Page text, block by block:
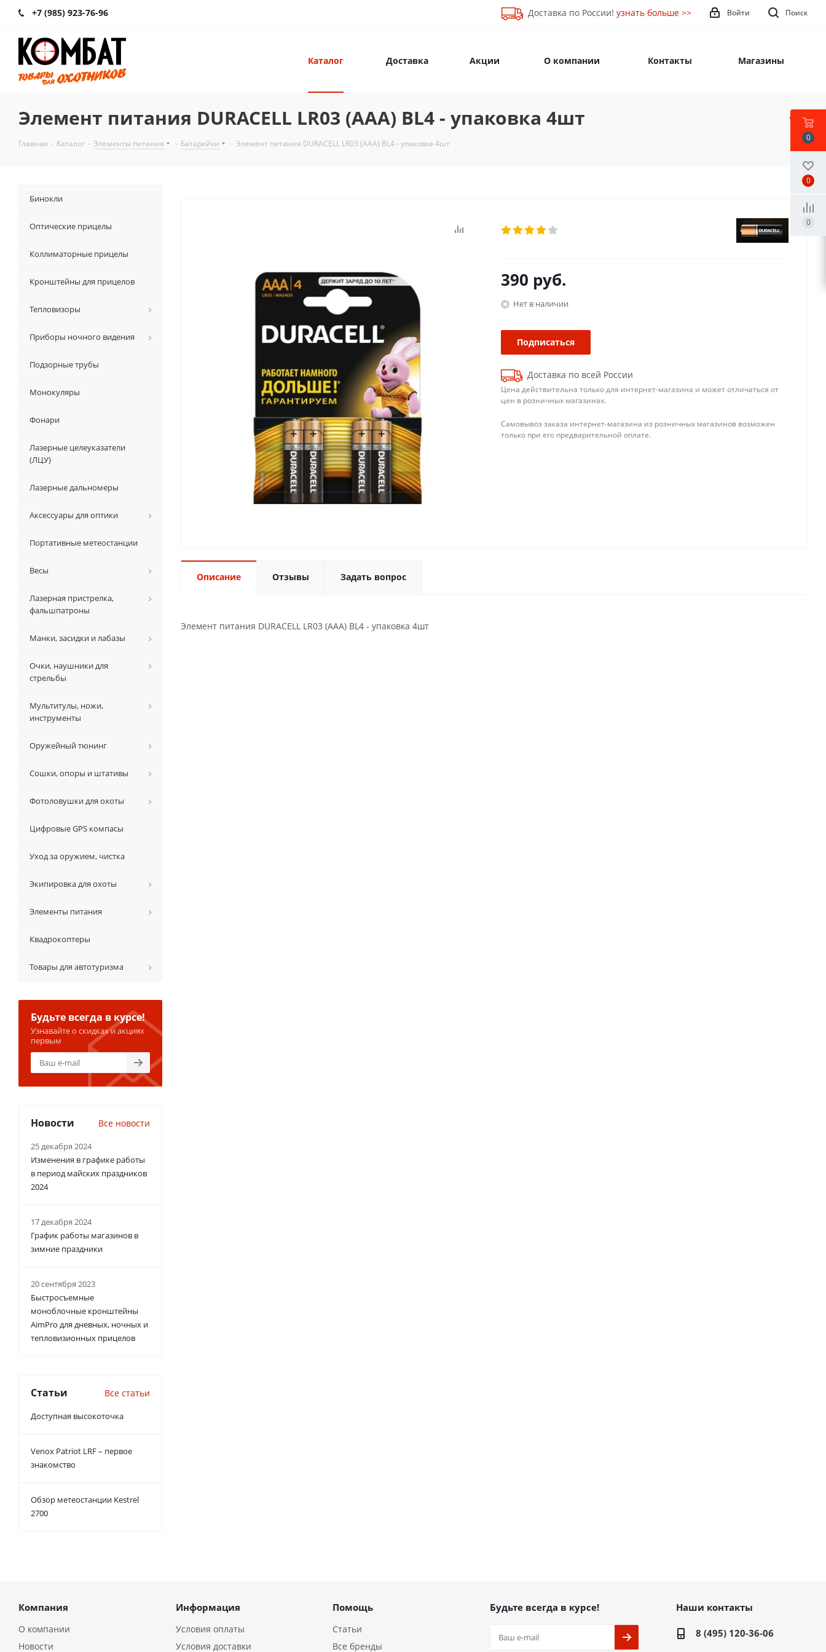
+7 (985) 923-76-96 Поиск
Войти
Доставка по России! узнать больше >>
Каталог Доставка Акции О компании Контакты Магазины
Элемент питания DURACELL LR03 (AAA) BL4 - упаковка 4шт
Главная - Каталог - Элементы питания - Батарейки - Элемент питания DURACELL LR03 (AAA) BL4 - упаковка 4шт
390 руб.
Нет в наличии
Подписаться
Доставка по всей России
Цена действительна только для интернет-магазина и может отличаться от
цен в розничных магазинах.
Самовывоз заказа интернет-магазина из розничных магазинов возможен
только при его предварительной оплате.
Описание Отзывы Задать вопрос
Элемент питания DURACELL LR03 (AAA) BL4 - упаковка 4шт
Бинокли
Оптические прицелы
Коллиматорные прицелы
Кронштейны для прицелов
Тепловизоры
Приборы ночного видения
Подзорные трубы
Монокуляры
Фонари
Лазерные целеуказатели
(ЛЦУ)
Лазерные дальномеры
Аксессуары для оптики
Портативные метеостанции
Весы
Лазерная пристрелка,
фальшпатроны
Манки, засидки и лабазы
Очки, наушники для
стрельбы
Мультитулы, ножи,
инструменты
Оружейный тюнинг
Сошки, опоры и штативы
Фотоловушки для охоты
Цифровые GPS компасы
Уход за оружием, чистка
Экипировка для охоты
Элементы питания
Квадрокоптеры
Товары для автотуризма
Будьте всегда в курсе!
Узнавайте о скидках и акциях
первым
Новости Все новости
25 декабря 2024
Изменения в графике работы
в период майских праздников
2024
17 декабря 2024
График работы магазинов в
зимние праздники
20 сентября 2023
Быстросъемные
моноблочные кронштейны
AimPro для дневных, ночных и
тепловизионных прицелов
Статьи Все статьи
Доступная высокоточка
Venox Patriot LRF – первое
знакомство
Обзор метеостанции Kestrel
2700
Компания
О компании
Новости
Информация
Условия оплаты
Условия доставки
Помощь
Статьи
Все бренды
Будьте всегда в курсе! Наши контакты
8 (495) 120-36-06
0
0
0